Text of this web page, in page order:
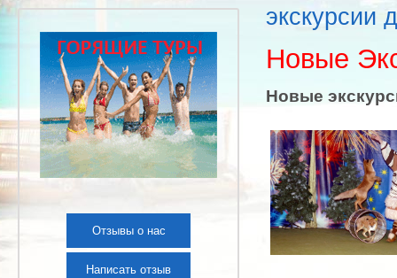
экскурсии
Новые
Новые
Отзывы о нас
Написать отзыв